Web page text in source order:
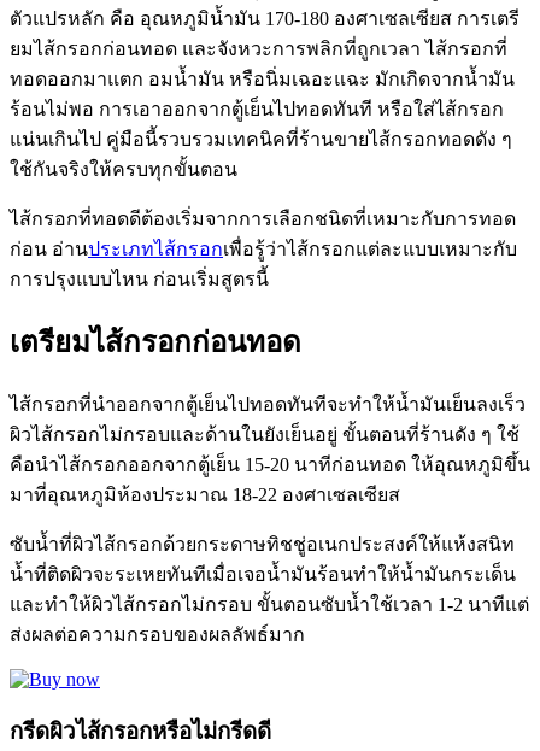
ตัวแปรหลัก คือ อุณหภูมิน้ำมัน 170-180 องศาเซลเซียส การเตรี
ยมไส้กรอกก่อนทอด และจังหวะการพลิกที่ถูกเวลา ไส้กรอกที่
ทอดออกมาแตก อมน้ำมัน หรือนิ่มเฉอะแฉะ มักเกิดจากน้ำมัน
ร้อนไม่พอ การเอาออกจากตู้เย็นไปทอดทันที หรือใส่ไส้กรอก
แน่นเกินไป คู่มือนี้รวบรวมเทคนิคที่ร้านขายไส้กรอกทอดดัง ๆ
ใช้กันจริงให้ครบทุกขั้นตอน
ไส้กรอกที่ทอดดีต้องเริ่มจากการเลือกชนิดที่เหมาะกับการทอด
ก่อน อ่านประเภทไส้กรอกเพื่อรู้ว่าไส้กรอกแต่ละแบบเหมาะกับ
การปรุงแบบไหน ก่อนเริ่มสูตรนี้
เตรียมไส้กรอกก่อนทอด
ไส้กรอกที่นำออกจากตู้เย็นไปทอดทันทีจะทำให้น้ำมันเย็นลงเร็ว
ผิวไส้กรอกไม่กรอบและด้านในยังเย็นอยู่ ขั้นตอนที่ร้านดัง ๆ ใช้
คือนำไส้กรอกออกจากตู้เย็น 15-20 นาทีก่อนทอด ให้อุณหภูมิขึ้น
มาที่อุณหภูมิห้องประมาณ 18-22 องศาเซลเซียส
ซับน้ำที่ผิวไส้กรอกด้วยกระดาษทิชชู่อเนกประสงค์ให้แห้งสนิท
น้ำที่ติดผิวจะระเหยทันทีเมื่อเจอน้ำมันร้อนทำให้น้ำมันกระเด็น
และทำให้ผิวไส้กรอกไม่กรอบ ขั้นตอนซับน้ำใช้เวลา 1-2 นาทีแต่
ส่งผลต่อความกรอบของผลลัพธ์มาก
กรีดผิวไส้กรอกหรือไม่กรีดดี